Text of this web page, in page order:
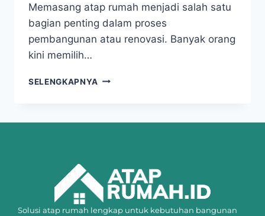
Memasang atap rumah menjadi salah satu
bagian penting dalam proses
pembangunan atau renovasi. Banyak orang
kini memilih…
SELENGKAPNYA
Solusi atap rumah lengkap untuk kebutuhan bangunan